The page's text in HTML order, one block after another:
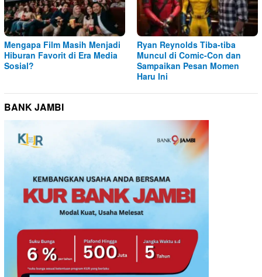
Mengapa Film Masih Menjadi
Hiburan Favorit di Era Media
Sosial?
Ryan Reynolds Tiba-tiba
Muncul di Comic-Con dan
Sampaikan Pesan Momen
Haru Ini
BANK JAMBI